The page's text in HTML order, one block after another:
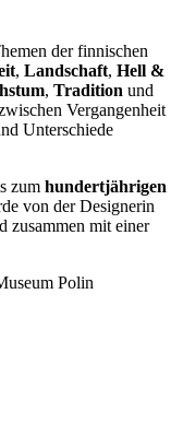
der finnischen
, Landschaft, Hell &
, Tradition und
Vergangenheit
Unterschiede
zum hundertjährigen
von der Designerin
zusammen mit einer
Polin